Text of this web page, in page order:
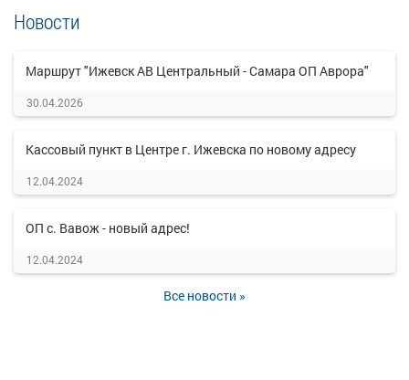
Новости
Маршрут "Ижевск АВ Центральный - Самара ОП Аврора"
30.04.2026
Кассовый пункт в Центре г. Ижевска по новому адресу
12.04.2024
ОП с. Вавож - новый адрес!
12.04.2024
Все новости »